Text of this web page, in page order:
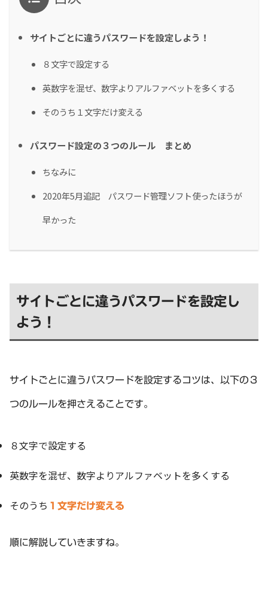
サイトごとに違うパスワードを設定しよう！
８文字で設定する
英数字を混ぜ、数字よりアルファベットを多くする
そのうち１文字だけ変える
パスワード設定の３つのルール まとめ
ちなみに
2020年5月追記 パスワード管理ソフト使ったほうが
早かった
サイトごとに違うパスワードを設定し
よう！
サイトごとに違うパスワードを設定するコツは、以下の３
つのルールを押さえることです。
８文字で設定する
英数字を混ぜ、数字よりアルファベットを多くする
そのうち １文字だけ変える
順に解説していきますね。